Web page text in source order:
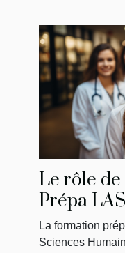
Le rôle
Prépa
médecine
La formation
Sciences